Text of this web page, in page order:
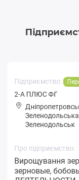
Підприємство:
2-А ПЛЮС ФГ
Зеленодольськ
Про підприємство:
Вирощування
зерновые,